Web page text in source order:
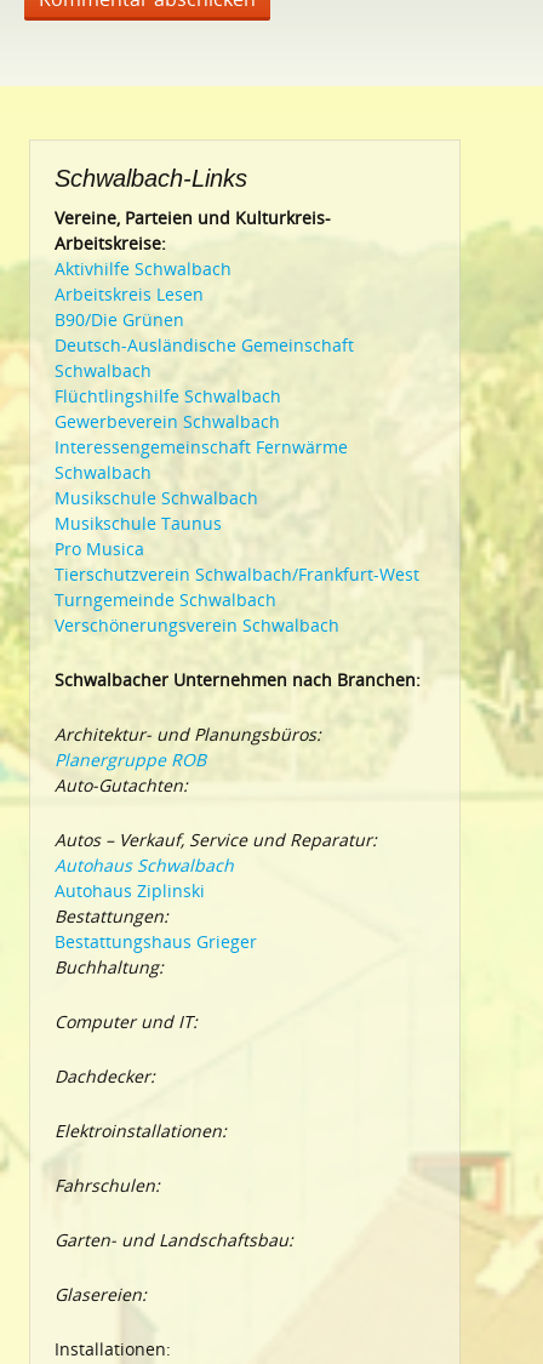
Schwalbach-Links
Vereine, Parteien und Kulturkreis-
Arbeitskreise:
Aktivhilfe Schwalbach
Arbeitskreis Lesen
B90/Die Grünen
Deutsch-Ausländische Gemeinschaft
Schwalbach
Flüchtlingshilfe Schwalbach
Gewerbeverein Schwalbach
Interessengemeinschaft Fernwärme
Schwalbach
Musikschule Schwalbach
Musikschule Taunus
Pro Musica
Tierschutzverein Schwalbach/Frankfurt-West
Turngemeinde Schwalbach
Verschönerungsverein Schwalbach
Schwalbacher Unternehmen nach Branchen:
Architektur- und Planungsbüros:
Planergruppe ROB
Auto-Gutachten:
Autos – Verkauf, Service und Reparatur:
Autohaus Schwalbach
Autohaus Ziplinski
Bestattungen:
Bestattungshaus Grieger
Buchhaltung:
Computer und IT:
Dachdecker:
Elektroinstallationen:
Fahrschulen:
Garten- und Landschaftsbau:
Glasereien:
Installationen: